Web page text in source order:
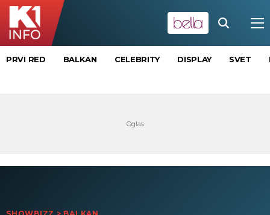
PRVI RED BALKAN CELEBRITY DISPLAY SVET